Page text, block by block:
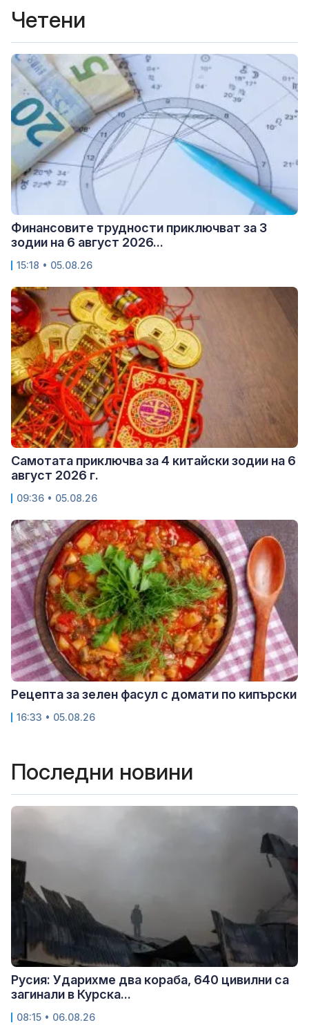
Четени
Финансовите трудности приключват за 3
зодии на 6 август 2026...
15:18 • 05.08.26
Самотата приключва за 4 китайски зодии на 6
август 2026 г.
09:36 • 05.08.26
Рецепта за зелен фасул с домати по кипърски
16:33 • 05.08.26
Последни новини
Русия: Ударихме два кораба, 640 цивилни са
загинали в Курска...
08:15 • 06.08.26